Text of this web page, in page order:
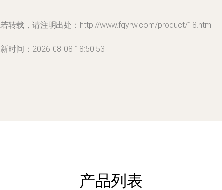
转载，请注明出处：http://www.fqyrw.com/product/18.html
时间：2026-08-08 18:50:53
产品列表